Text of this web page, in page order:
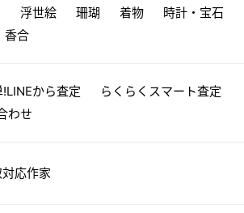
浮世絵 珊瑚 着物
時計・宝石
香合
から査定
らくらくスマート査定
わせ
対応作家